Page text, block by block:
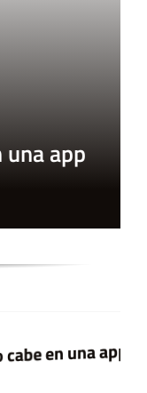
una app
app